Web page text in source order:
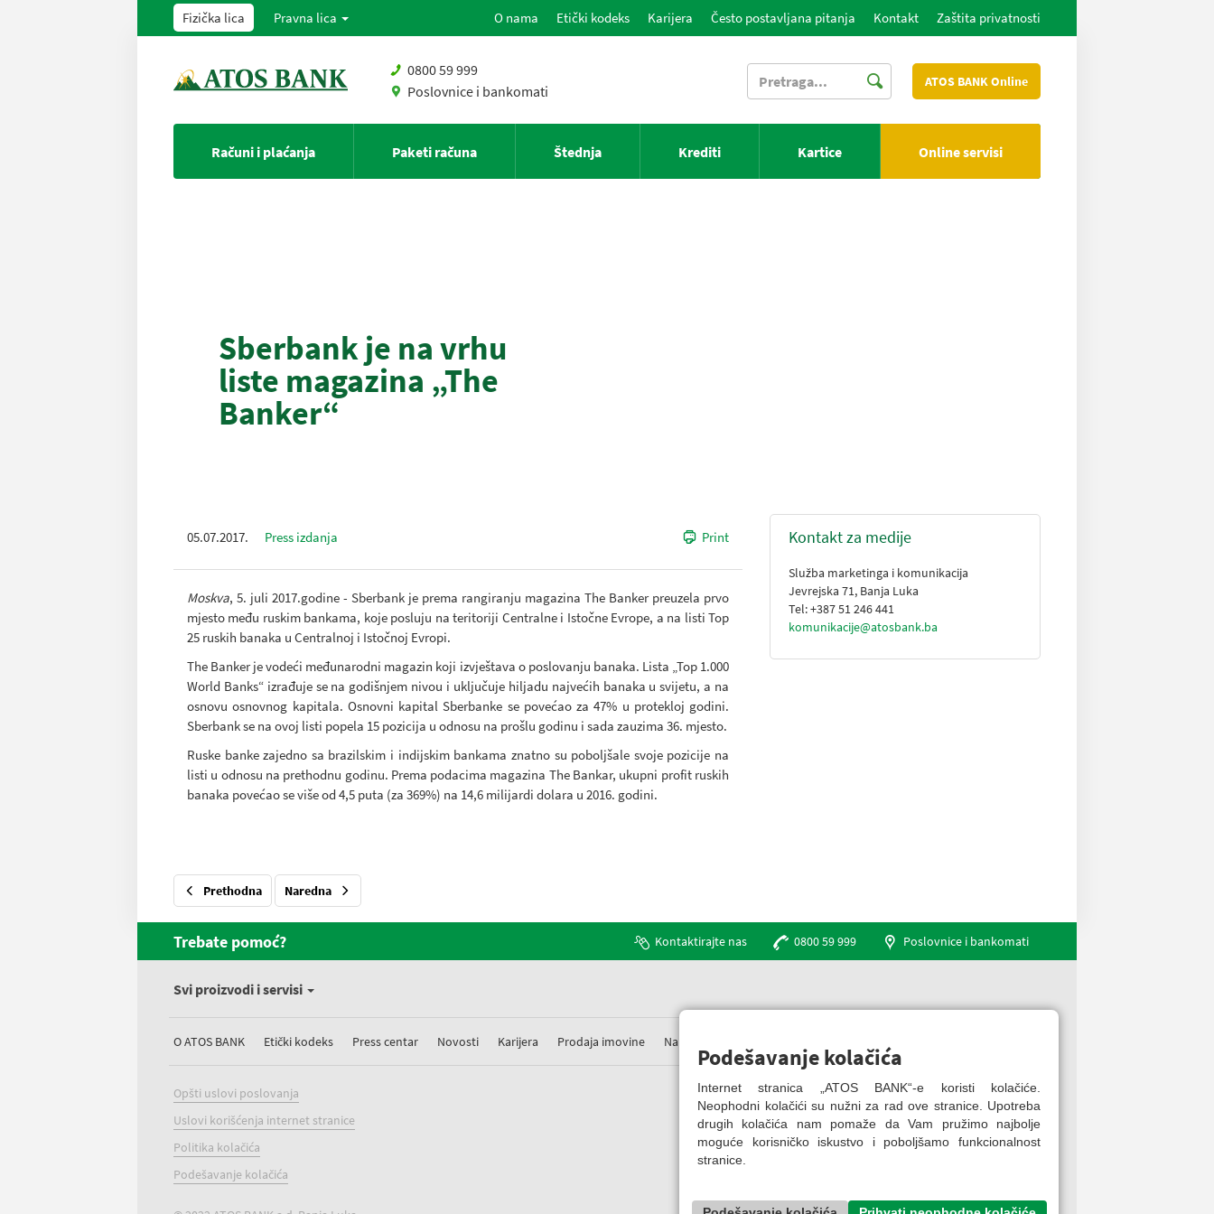
Fizička lica Pravna lica O nama Etički kodeks Karijera Često postavljana pitanja Kontakt Zaštita privatnosti
0800 59 999
Poslovnice i bankomati
ATOS BANK Online
Računi i plaćanja Paketi računa Štednja Krediti Kartice Online servisi
Sberbank je na vrhu
liste magazina „The
Banker“
05.07.2017. Press izdanja Print
Moskva, 5. juli 2017.godine - Sberbank je prema rangiranju magazina The Banker preuzela prvo
mjesto među ruskim bankama, koje posluju na teritoriji Centralne i Istočne Evrope, a na listi Top
25 ruskih banaka u Centralnoj i Istočnoj Evropi.
The Banker je vodeći međunarodni magazin koji izvještava o poslovanju banaka. Lista „Top 1.000
World Banks“ izrađuje se na godišnjem nivou i uključuje hiljadu najvećih banaka u svijetu, a na
osnovu osnovnog kapitala. Osnovni kapital Sberbanke se povećao za 47% u protekloj godini.
Sberbank se na ovoj listi popela 15 pozicija u odnosu na prošlu godinu i sada zauzima 36. mjesto.
Ruske banke zajedno sa brazilskim i indijskim bankama znatno su poboljšale svoje pozicije na
listi u odnosu na prethodnu godinu. Prema podacima magazina The Bankar, ukupni profit ruskih
banaka povećao se više od 4,5 puta (za 369%) na 14,6 milijardi dolara u 2016. godini.
Kontakt za medije
Služba marketinga i komunikacija
Jevrejska 71, Banja Luka
Tel: +387 51 246 441
komunikacije@atosbank.ba
Prethodna Naredna
Trebate pomoć? Kontaktirajte nas 0800 59 999 Poslovnice i bankomati
Svi proizvodi i servisi
O ATOS BANK Etički kodeks Press centar Novosti Karijera Prodaja imovine Nabavke
Opšti uslovi poslovanja
Uslovi korišćenja internet stranice
Politika kolačića
Podešavanje kolačića
Podešavanje kolačića
Internet stranica „ATOS BANK“-e koristi kolačiće.
Neophodni kolačići su nužni za rad ove stranice. Upotreba
drugih kolačića nam pomaže da Vam pružimo najbolje
moguće korisničko iskustvo i poboljšamo funkcionalnost
stranice.